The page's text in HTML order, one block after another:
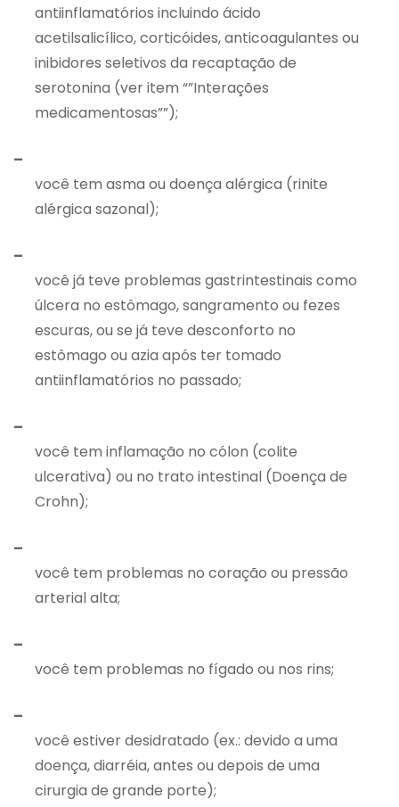
antiinflamatórios incluindo ácido
acetilsalicílico, corticóides, anticoagulantes ou
inibidores seletivos da recaptação de
serotonina (ver item “”Interações
medicamentosas””);
–
você tem asma ou doença alérgica (rinite
alérgica sazonal);
–
você já teve problemas gastrintestinais como
úlcera no estômago, sangramento ou fezes
escuras, ou se já teve desconforto no
estômago ou azia após ter tomado
antiinflamatórios no passado;
–
você tem inflamação no cólon (colite
ulcerativa) ou no trato intestinal (Doença de
Crohn);
–
você tem problemas no coração ou pressão
arterial alta;
–
você tem problemas no fígado ou nos rins;
–
você estiver desidratado (ex.: devido a uma
doença, diarréia, antes ou depois de uma
cirurgia de grande porte);